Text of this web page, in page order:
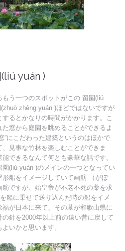
yuán )
う一つのスポットがこの 留園(liú
zhèng yuán )ほどではないですが
るとかなりの時間がかかります。こ
窓から庭園を眺めることができるよ
”にこだわった建築というのはほかで
見事な竹林を楽しむことができま
できるなんて何とも豪華な話です。
(liú yuán )のメインの一つとなってい
船をイメージしていて画舫 （がぼ
ですが、始皇帝が不老不死の薬を求
船に乗せて送り込んだ時の船をイメ
が日本に来て、その墓が和歌山県に
針を2000年以上前の遠い昔に戻して
いかと思います。